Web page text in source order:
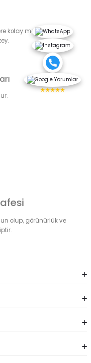
kolay montaj.
olup, görünürlük ve
★★★★★